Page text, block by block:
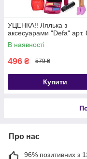
УЦЕНКА!! Лялька з
аксесуарами "Defa" арт.
В наявності
496 ₴ 579 ₴
Купити
Про нас
96% позитивних з